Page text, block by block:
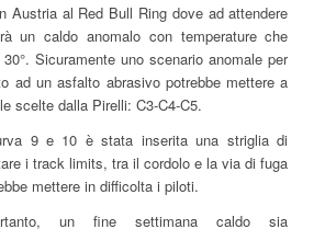
Austria al Red Bull Ring dove ad attendere
un caldo anomalo con temperature che
Sicuramente uno scenario anomale per
ad un asfalto abrasivo potrebbe mettere a
scelte dalla Pirelli: C3-C4-C5.
9 e 10 è stata inserita una striglia di
i track limits, tra il cordolo e la via di fuga
mettere in difficolta i piloti.
un fine settimana caldo sia